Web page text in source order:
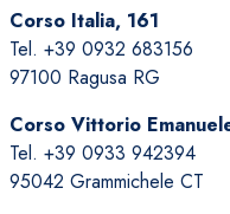
Le
opzioni
possono
scelte
nella
pagina
Corso Italia, 161
Tel. +39 0932 683156
97100 Ragusa RG
Corso Vittorio
Tel. +39 0933 942394
95042 Grammichele CT